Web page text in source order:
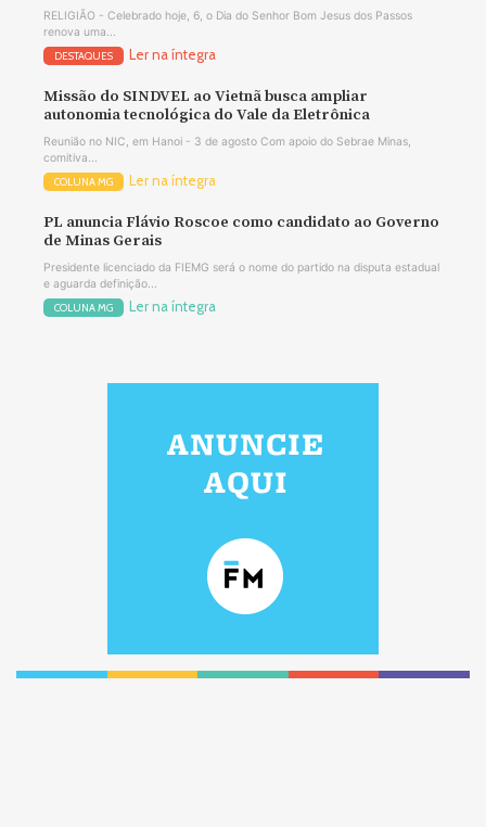
RELIGIÃO - Celebrado hoje, 6, o Dia do Senhor Bom Jesus dos Passos
renova uma...
DESTAQUES Ler na íntegra
Missão do SINDVEL ao Vietnã busca ampliar
autonomia tecnológica do Vale da Eletrônica
Reunião no NIC, em Hanoi - 3 de agosto Com apoio do Sebrae Minas,
comitiva...
COLUNA MG Ler na íntegra
PL anuncia Flávio Roscoe como candidato ao Governo
de Minas Gerais
Presidente licenciado da FIEMG será o nome do partido na disputa estadual
e aguarda definição...
COLUNA MG Ler na íntegra